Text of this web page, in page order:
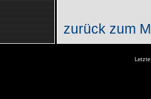
zurück zum